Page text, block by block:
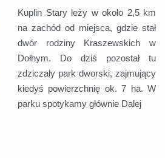
Kuplin Stary leży w około 2,5 km
na zachód od miejsca, gdzie stał
dwór rodziny Kraszewskich w
Dołhym. Do dziś pozostał tu
zdziczały park dworski, zajmujący
kiedyś powierzchnię ok. 7 ha. W
parku spotykamy głównie Dalej